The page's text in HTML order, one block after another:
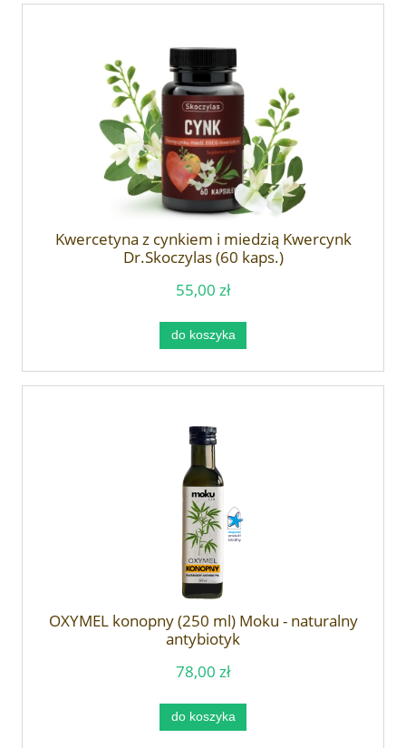
Kwercetyna z cynkiem i miedzią Kwercynk
Dr.Skoczylas (60 kaps.)
55,00 zł
do koszyka
OXYMEL konopny (250 ml) Moku - naturalny
antybiotyk
78,00 zł
do koszyka